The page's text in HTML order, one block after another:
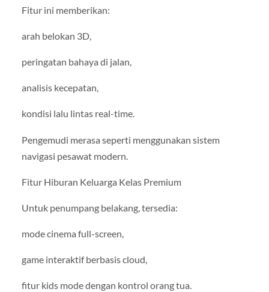
Fitur ini memberikan:
arah belokan 3D,
peringatan bahaya di jalan,
analisis kecepatan,
kondisi lalu lintas real-time.
Pengemudi merasa seperti menggunakan sistem
navigasi pesawat modern.
Fitur Hiburan Keluarga Kelas Premium
Untuk penumpang belakang, tersedia:
mode cinema full-screen,
game interaktif berbasis cloud,
fitur kids mode dengan kontrol orang tua.